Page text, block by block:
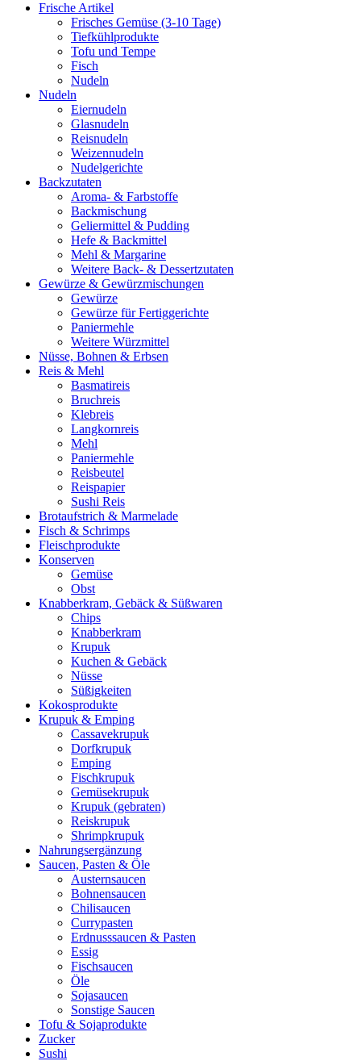
Frische Artikel
Frisches Gemüse (3-10 Tage)
Tiefkühlprodukte
Tofu und Tempe
Fisch
Nudeln
Nudeln
Eiernudeln
Glasnudeln
Reisnudeln
Weizennudeln
Nudelgerichte
Backzutaten
Aroma- & Farbstoffe
Backmischung
Geliermittel & Pudding
Hefe & Backmittel
Mehl & Margarine
Weitere Back- & Dessertzutaten
Gewürze & Gewürzmischungen
Gewürze
Gewürze für Fertiggerichte
Paniermehle
Weitere Würzmittel
Nüsse, Bohnen & Erbsen
Reis & Mehl
Basmatireis
Bruchreis
Klebreis
Langkornreis
Mehl
Paniermehle
Reisbeutel
Reispapier
Sushi Reis
Brotaufstrich & Marmelade
Fisch & Schrimps
Fleischprodukte
Konserven
Gemüse
Obst
Knabberkram, Gebäck & Süßwaren
Chips
Knabberkram
Krupuk
Kuchen & Gebäck
Nüsse
Süßigkeiten
Kokosprodukte
Krupuk & Emping
Cassavekrupuk
Dorfkrupuk
Emping
Fischkrupuk
Gemüsekrupuk
Krupuk (gebraten)
Reiskrupuk
Shrimpkrupuk
Nahrungsergänzung
Saucen, Pasten & Öle
Austernsaucen
Bohnensaucen
Chilisaucen
Currypasten
Erdnusssaucen & Pasten
Essig
Fischsaucen
Öle
Sojasaucen
Sonstige Saucen
Tofu & Sojaprodukte
Zucker
Sushi